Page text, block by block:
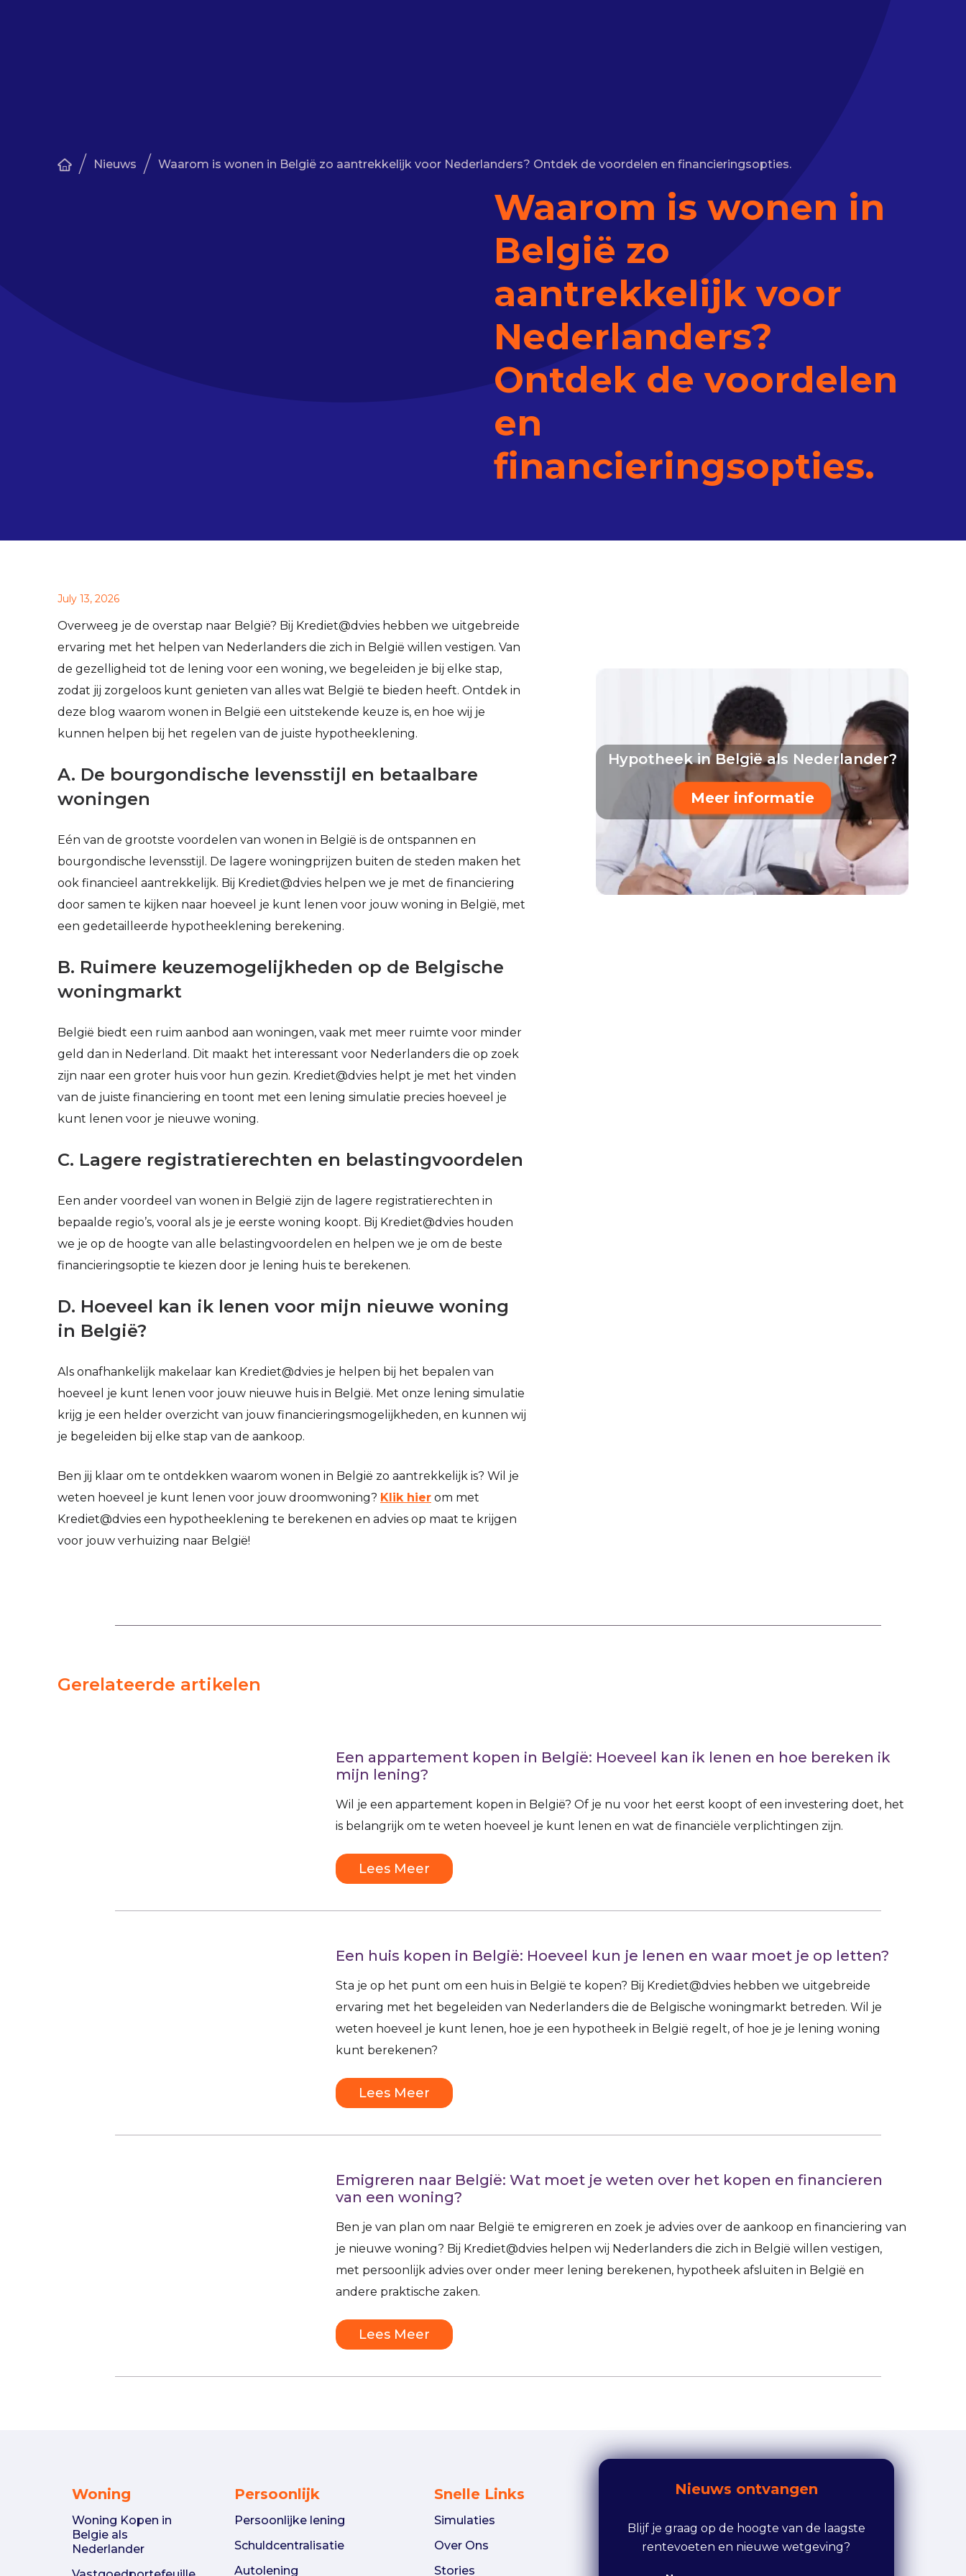
/ Nieuws / Waarom is wonen in België zo aantrekkelijk voor Nederlanders? Ontdek de voordelen en financieringsopties.
Waarom is wonen in
België zo
aantrekkelijk voor
Nederlanders?
Ontdek de voordelen
en
financieringsopties.
July 13, 2026
Overweeg je de overstap naar België? Bij Krediet@dvies hebben we uitgebreide
ervaring met het helpen van Nederlanders die zich in België willen vestigen. Van
de gezelligheid tot de lening voor een woning, we begeleiden je bij elke stap,
zodat jij zorgeloos kunt genieten van alles wat België te bieden heeft. Ontdek in
deze blog waarom wonen in België een uitstekende keuze is, en hoe wij je
kunnen helpen bij het regelen van de juiste hypotheeklening.
A. De bourgondische levensstijl en betaalbare
woningen
Eén van de grootste voordelen van wonen in België is de ontspannen en
bourgondische levensstijl. De lagere woningprijzen buiten de steden maken het
ook financieel aantrekkelijk. Bij Krediet@dvies helpen we je met de financiering
door samen te kijken naar hoeveel je kunt lenen voor jouw woning in België, met
een gedetailleerde hypotheeklening berekening.
B. Ruimere keuzemogelijkheden op de Belgische
woningmarkt
België biedt een ruim aanbod aan woningen, vaak met meer ruimte voor minder
geld dan in Nederland. Dit maakt het interessant voor Nederlanders die op zoek
zijn naar een groter huis voor hun gezin. Krediet@dvies helpt je met het vinden
van de juiste financiering en toont met een lening simulatie precies hoeveel je
kunt lenen voor je nieuwe woning.
C. Lagere registratierechten en belastingvoordelen
Een ander voordeel van wonen in België zijn de lagere registratierechten in
bepaalde regio’s, vooral als je je eerste woning koopt. Bij Krediet@dvies houden
we je op de hoogte van alle belastingvoordelen en helpen we je om de beste
financieringsoptie te kiezen door je lening huis te berekenen.
D. Hoeveel kan ik lenen voor mijn nieuwe woning
in België?
Als onafhankelijk makelaar kan Krediet@dvies je helpen bij het bepalen van
hoeveel je kunt lenen voor jouw nieuwe huis in België. Met onze lening simulatie
krijg je een helder overzicht van jouw financieringsmogelijkheden, en kunnen wij
je begeleiden bij elke stap van de aankoop.
Ben jij klaar om te ontdekken waarom wonen in België zo aantrekkelijk is? Wil je
weten hoeveel je kunt lenen voor jouw droomwoning? Klik hier om met
Krediet@dvies een hypotheeklening te berekenen en advies op maat te krijgen
voor jouw verhuizing naar België!
Hypotheek in België als Nederlander?
Meer informatie
Gerelateerde artikelen
Een appartement kopen in België: Hoeveel kan ik lenen en hoe bereken ik
mijn lening?
Wil je een appartement kopen in België? Of je nu voor het eerst koopt of een investering doet, het
is belangrijk om te weten hoeveel je kunt lenen en wat de financiële verplichtingen zijn.
Lees Meer
Een huis kopen in België: Hoeveel kun je lenen en waar moet je op letten?
Sta je op het punt om een huis in België te kopen? Bij Krediet@dvies hebben we uitgebreide
ervaring met het begeleiden van Nederlanders die de Belgische woningmarkt betreden. Wil je
weten hoeveel je kunt lenen, hoe je een hypotheek in België regelt, of hoe je je lening woning
kunt berekenen?
Lees Meer
Emigreren naar België: Wat moet je weten over het kopen en financieren
van een woning?
Ben je van plan om naar België te emigreren en zoek je advies over de aankoop en financiering van
je nieuwe woning? Bij Krediet@dvies helpen wij Nederlanders die zich in België willen vestigen,
met persoonlijk advies over onder meer lening berekenen, hypotheek afsluiten in België en
andere praktische zaken.
Lees Meer
Woning
Woning Kopen in
Belgie als
Nederlander
Persoonlijk
Persoonlijke lening
Schuldcentralisatie
Autolening
Snelle Links
Simulaties
Over Ons
Stories
Nieuws ontvangen
Blijf je graag op de hoogte van de laagste
rentevoeten en nieuwe wetgeving?